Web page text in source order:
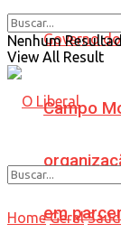
Campo
em
Nenhum
View All Result
Home Geral